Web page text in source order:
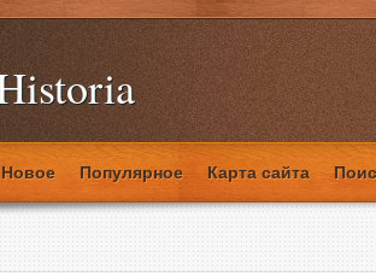
Новое Популярное Карта сайта